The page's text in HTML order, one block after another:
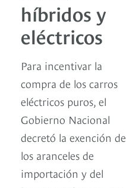
híbridos y
eléctricos
Para incentivar la
compra de los carros
eléctricos puros, el
Gobierno Nacional
decretó la exención de
los aranceles de
importación y del